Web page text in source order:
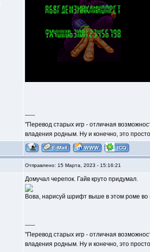
-----
"Перевод старых игр - отличная
владения родным. Ну и конечно, это
Отправлено: 15 Марта, 2023 - 15:16:21
Домучал черепок. Гайв круто придумал.
Вова, нарисуй шрифт выше в этом роме во
-----
"Перевод старых игр - отличная
владения родным. Ну и конечно, это